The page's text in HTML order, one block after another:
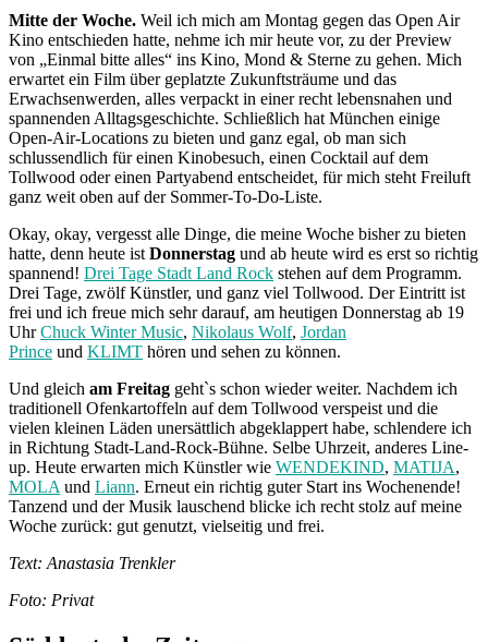
Mitte der Woche. Weil ich mich am Montag gegen das Open Air
Kino entschieden hatte, nehme ich mir heute vor, zu der Preview
von „Einmal bitte alles“ ins Kino, Mond & Sterne zu gehen. Mich
erwartet ein Film über geplatzte Zukunftsträume und das
Erwachsenwerden, alles verpackt in einer recht lebensnahen und
spannenden Alltagsgeschichte. Schließlich hat München einige
Open-Air-Locations zu bieten und ganz egal, ob man sich
schlussendlich für einen Kinobesuch, einen Cocktail auf dem
Tollwood oder einen Partyabend entscheidet, für mich steht Freiluft
ganz weit oben auf der Sommer-To-Do-Liste.
Okay, okay, vergesst alle Dinge, die meine Woche bisher zu bieten
hatte, denn heute ist Donnerstag und ab heute wird es erst so richtig
spannend! Drei Tage Stadt Land Rock stehen auf dem Programm.
Drei Tage, zwölf Künstler, und ganz viel Tollwood. Der Eintritt ist
frei und ich freue mich sehr darauf, am heutigen Donnerstag ab 19
UhrChuck Winter Music, Nikolaus Wolf, Jordan
Prince und KLIMT hören und sehen zu können.
Und gleich am Freitag geht`s schon wieder weiter. Nachdem ich
traditionell Ofenkartoffeln auf dem Tollwood verspeist und die
vielen kleinen Läden unersättlich abgeklappert habe, schlendere ich
in Richtung Stadt-Land-Rock-Bühne. Selbe Uhrzeit, anderes Line-
up. Heute erwarten mich Künstler wie WENDEKIND, MATIJA,
MOLA und Liann. Erneut ein richtig guter Start ins Wochenende!
Tanzend und der Musik lauschend blicke ich recht stolz auf meine
Woche zurück: gut genutzt, vielseitig und frei.
Text: Anastasia Trenkler
Foto: Privat